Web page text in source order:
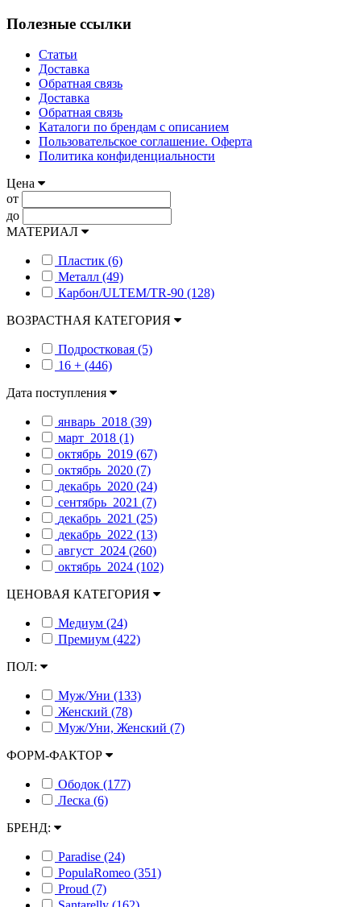
Полезные ссылки
Статьи
Доставка
Обратная связь
Доставка
Обратная связь
Каталоги по брендам с описанием
Пользовательское соглашение. Оферта
Политика конфиденциальности
Цена
от
до
МАТЕРИАЛ
Пластик (6)
Металл (49)
Карбон/ULTEM/TR-90 (128)
ВОЗРАСТНАЯ КАТЕГОРИЯ
Подростковая (5)
16 + (446)
Дата поступления
январь_2018 (39)
март_2018 (1)
октябрь_2019 (67)
октябрь_2020 (7)
декабрь_2020 (24)
сентябрь_2021 (7)
декабрь_2021 (25)
декабрь_2022 (13)
август_2024 (260)
октябрь_2024 (102)
ЦЕНОВАЯ КАТЕГОРИЯ
Медиум (24)
Премиум (422)
ПОЛ:
Муж/Уни (133)
Женский (78)
Муж/Уни, Женский (7)
ФОРМ-ФАКТОР
Ободок (177)
Леска (6)
БРЕНД:
Paradise (24)
PopulaRomeo (351)
Proud (7)